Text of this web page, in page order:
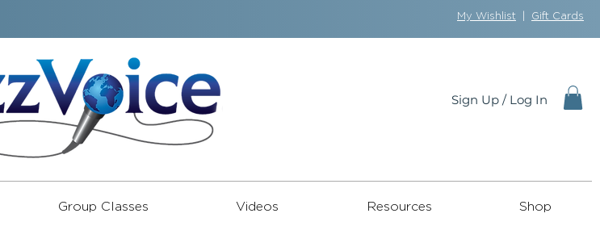
My Wishlist Gift Cards
Sign Up / Log In
Group Classes Videos Resources Shop